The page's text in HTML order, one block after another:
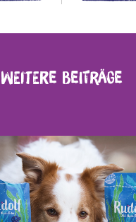
Weitere Beiträge